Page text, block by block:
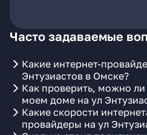
Часто задаваемые
Какие интернет-
Энтузиастов в Омске?
Как проверить, можно
моем доме на ул
Какие скорости
провайдеры на ул